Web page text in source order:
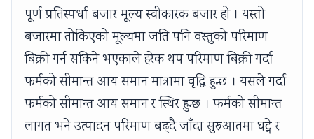
पूर्ण प्रतिस्पर्धा बजार मूल्य स्वीकारक बजार हो । यस्तो
बजारमा तोकिएको मूल्यमा जति पनि वस्तुको परिमाण
बिक्री गर्न सकिने भएकाले हरेक थप परिमाण बिक्री गर्दा
फर्मको सीमान्त आय समान मात्रामा वृद्धि हुन्छ । यसले गर्दा
फर्मको सीमान्त आय समान र स्थिर हुन्छ । फर्मको सीमान्त
लागत भने उत्पादन परिमाण बढ्दै जाँदा सुरुआतमा घट्ने र